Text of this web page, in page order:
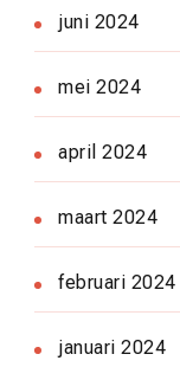
juni 2024
mei 2024
april 2024
maart 2024
februari 2024
januari 2024